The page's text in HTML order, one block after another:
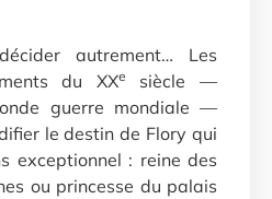
autrement… Les
du XXe
siècle —
guerre mondiale —
le destin de Flory qui
exceptionnel : reine des
ou princesse du palais